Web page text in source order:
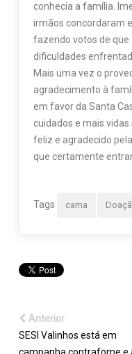
conhecia a família.
irmãos concordaram
fazendo votos de que
dificuldades
Mais uma vez o
agradecimento à
em favor da Santa
cuidados e mais
feliz e agradecido
que certamente
Tags cama
Anterior
SESI Valinhos está em